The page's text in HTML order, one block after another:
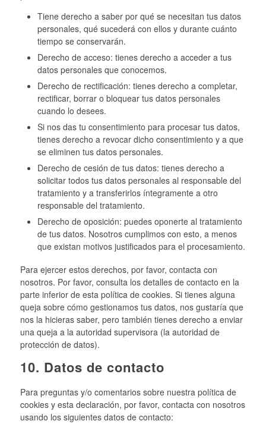
Tiene derecho a saber por qué se necesitan tus datos
personales, qué sucederá con ellos y durante cuánto
tiempo se conservarán.
Derecho de acceso: tienes derecho a acceder a tus
datos personales que conocemos.
Derecho de rectificación: tienes derecho a completar,
rectificar, borrar o bloquear tus datos personales
cuando lo desees.
Si nos das tu consentimiento para procesar tus datos,
tienes derecho a revocar dicho consentimiento y a que
se eliminen tus datos personales.
Derecho de cesión de tus datos: tienes derecho a
solicitar todos tus datos personales al responsable del
tratamiento y a transferirlos íntegramente a otro
responsable del tratamiento.
Derecho de oposición: puedes oponerte al tratamiento
de tus datos. Nosotros cumplimos con esto, a menos
que existan motivos justificados para el procesamiento.
Para ejercer estos derechos, por favor, contacta con
nosotros. Por favor, consulta los detalles de contacto en la
parte inferior de esta política de cookies. Si tienes alguna
queja sobre cómo gestionamos tus datos, nos gustaría que
nos la hicieras saber, pero también tienes derecho a enviar
una queja a la autoridad supervisora (la autoridad de
protección de datos).
10. Datos de contacto
Para preguntas y/o comentarios sobre nuestra política de
cookies y esta declaración, por favor, contacta con nosotros
usando los siguientes datos de contacto: